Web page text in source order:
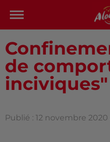
de
Publié : 12 novembre